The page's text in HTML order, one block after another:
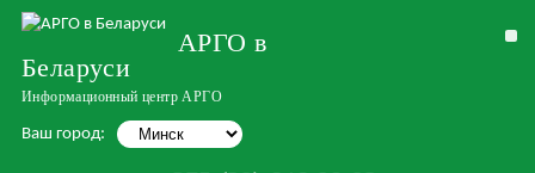
АРГО в
Беларуси
Информационный центр АРГО
Ваш город: